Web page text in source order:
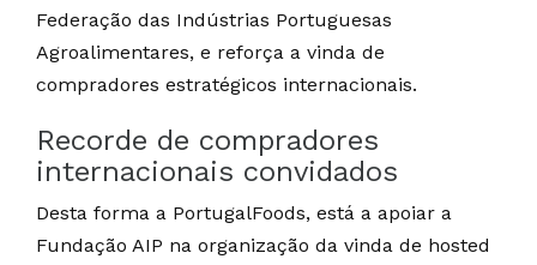
Federação das Indústrias Portuguesas
Agroalimentares, e reforça a vinda de
compradores estratégicos internacionais.
Recorde de compradores
internacionais convidados
Desta forma a PortugalFoods, está a apoiar a
Fundação AIP na organização da vinda de hosted